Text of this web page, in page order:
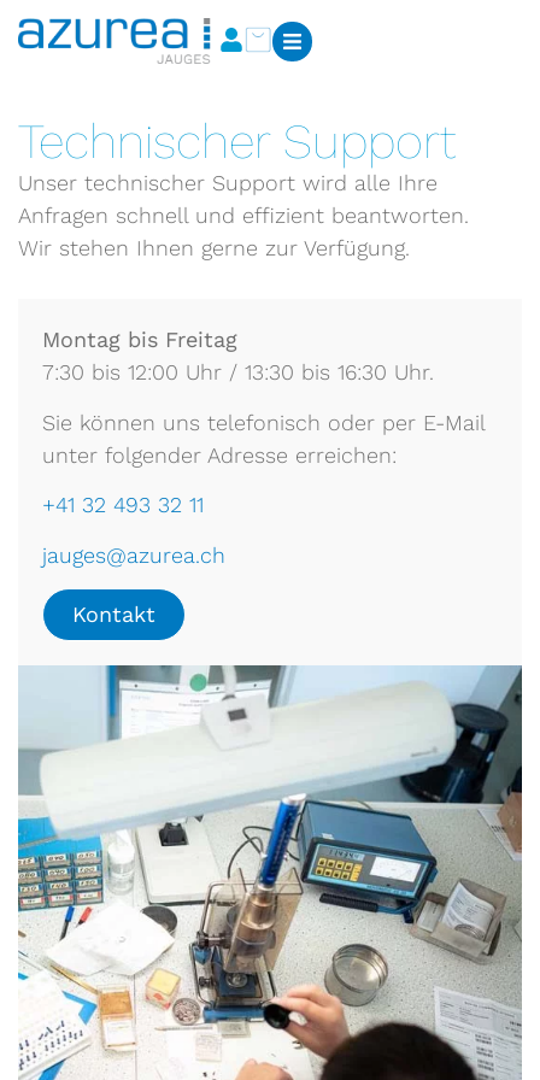
Technischer Support
Unser technischer Support wird alle Ihre
Anfragen schnell und effizient beantworten.
Wir stehen Ihnen gerne zur Verfügung.
Montag bis Freitag
7:30 bis 12:00 Uhr / 13:30 bis 16:30 Uhr.
Sie können uns telefonisch oder per E-Mail
unter folgender Adresse erreichen:
+41 32 493 32 11
jauges@azurea.ch
Kontakt